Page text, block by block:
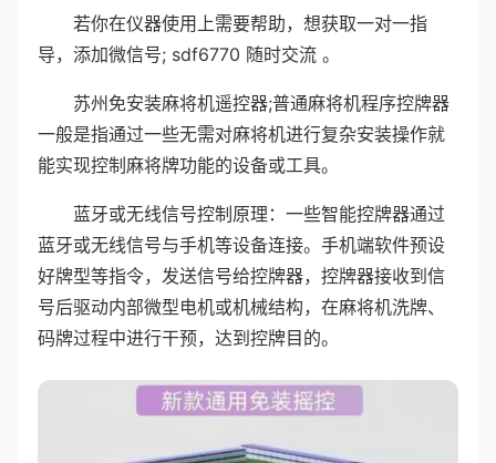
若你在仪器使用上需要帮助，想获取一对一指
导，添加微信号; sdf6770 随时交流 。
苏州免安装麻将机遥控器;普通麻将机程序控牌器
一般是指通过一些无需对麻将机进行复杂安装操作就
能实现控制麻将牌功能的设备或工具。
蓝牙或无线信号控制原理：一些智能控牌器通过
蓝牙或无线信号与手机等设备连接。手机端软件预设
好牌型等指令，发送信号给控牌器，控牌器接收到信
号后驱动内部微型电机或机械结构，在麻将机洗牌、
码牌过程中进行干预，达到控牌目的。